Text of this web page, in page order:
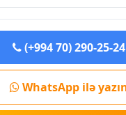
(+994 70) 290-25-24
WhatsApp ilə